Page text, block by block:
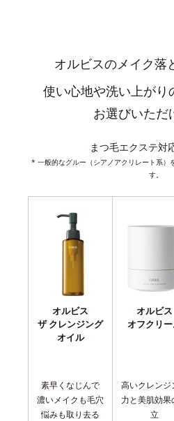
オルビスのメイク落
使い心地や洗い上がり
お選びいただ
まつ毛エクステ対
* 一般的なグルー（シアノアクリレート系）
す。
オルビス
ザ クレンジング
オイル
素早くなじんで
濃いメイクも毛穴
悩みも取り去る
オルビス
オフクリ
高いクレンジ
力と美肌効果
立